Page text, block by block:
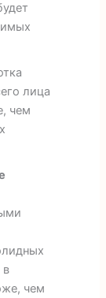
лица
чем
в
чем